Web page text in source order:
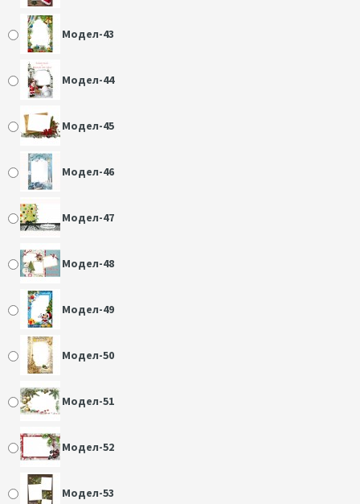
Модел-43
Модел-44
Модел-45
Модел-46
Модел-47
Модел-48
Модел-49
Модел-50
Модел-51
Модел-52
Модел-53